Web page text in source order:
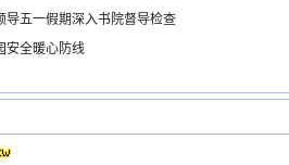
五一假期深入书院督导检查
安全暖心防线